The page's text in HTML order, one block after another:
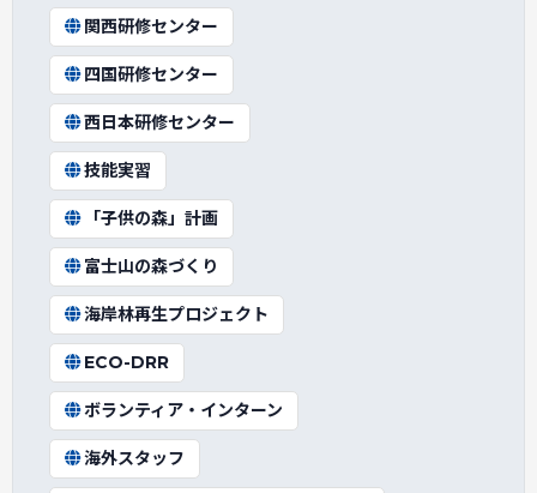
関西研修センター
四国研修センター
西日本研修センター
技能実習
「子供の森」計画
富士山の森づくり
海岸林再生プロジェクト
ECO-DRR
ボランティア・インターン
海外スタッフ